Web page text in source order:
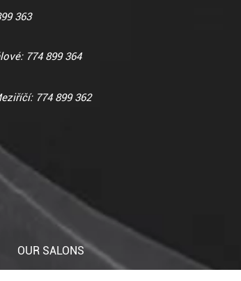
363
774 899 364
774 899 362
OUR SALONS